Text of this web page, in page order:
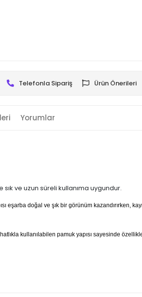
Telefonla Sipariş Ürün Önerileri
Yorumlar
sık ve uzun süreli kullanıma uygundur.
eşarba doğal ve şık bir görünüm kazandırırken,
kullanılabilen pamuk yapısı sayesinde